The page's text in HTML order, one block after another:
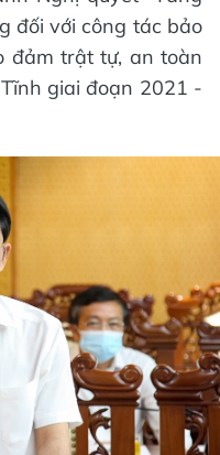
đối với công tác bảo
đảm trật tự, an toàn
giai đoạn 2021 -